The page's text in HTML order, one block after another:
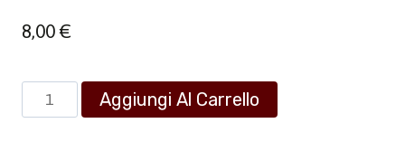
8,00€
CELEBRIAMO
IL
Aggiungi Al Carrello